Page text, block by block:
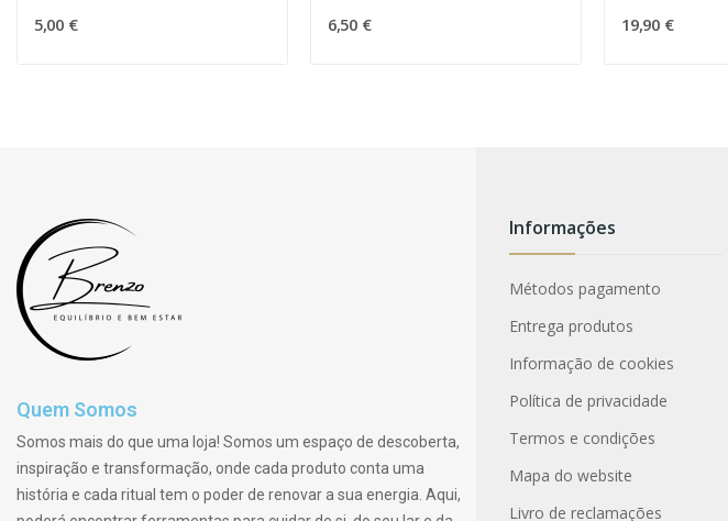
5,00 € 6,50 € 19,90 €
Quem Somos
Somos mais do que uma loja! Somos um espaço de descoberta,
inspiração e transformação, onde cada produto conta uma
história e cada ritual tem o poder de renovar a sua energia. Aqui,
Informações
Métodos pagamento
Entrega produtos
Informação de cookies
Política de privacidade
Termos e condições
Mapa do website
Livro de reclamações